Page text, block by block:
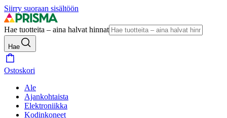
Siirry suoraan sisältöön
Hae tuotteita – aina halvat hinnat
Hae
Ostoskori
Ale
Ajankohtaista
Elektroniikka
Kodinkoneet